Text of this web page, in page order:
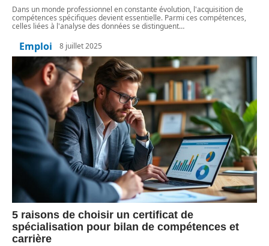
Dans un monde professionnel en constante évolution, l'acquisition de
compétences spécifiques devient essentielle. Parmi ces compétences,
celles liées à l'analyse des données se distinguent…
Emploi 8 juillet 2025
5 raisons de choisir un certificat de
spécialisation pour bilan de compétences et
carrière